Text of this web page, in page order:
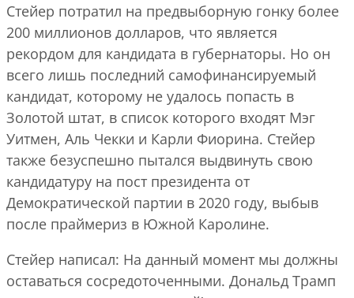
Стейер потратил на предвыборную гонку более
200 миллионов долларов, что является
рекордом для кандидата в губернаторы. Но он
всего лишь последний самофинансируемый
кандидат, которому не удалось попасть в
Золотой штат, в список которого входят Мэг
Уитмен, Аль Чекки и Карли Фиорина. Стейер
также безуспешно пытался выдвинуть свою
кандидатуру на пост президента от
Демократической партии в 2020 году, выбыв
после праймериз в Южной Каролине.
Стейер написал: На данный момент мы должны
оставаться сосредоточенными. Дональд Трамп